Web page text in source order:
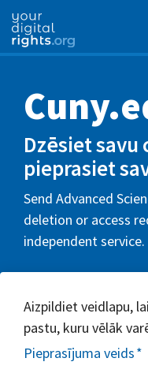
Dzēsiet savu
pieprasiet
Send Advanced
deletion or access
independent service.
Aizpildiet veidlapu,
pastu, kuru vēlāk
Pieprasījuma veids*